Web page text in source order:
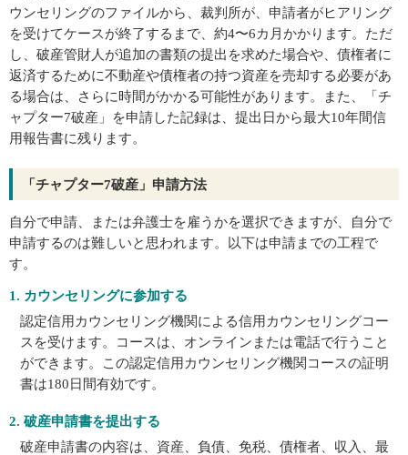
ウンセリングのファイルから、裁判所が、申請者がヒアリング
を受けてケースが終了するまで、約4〜6カ月かかります。ただ
し、破産管財人が追加の書類の提出を求めた場合や、債権者に
返済するために不動産や債権者の持つ資産を売却する必要があ
る場合は、さらに時間がかかる可能性があります。また、「チ
ャプター7破産」を申請した記録は、提出日から最大10年間信
用報告書に残ります。
「チャプター7破産」申請方法
自分で申請、または弁護士を雇うかを選択できますが、自分で
申請するのは難しいと思われます。以下は申請までの工程で
す。
1. カウンセリングに参加する
認定信用カウンセリング機関による信用カウンセリングコー
スを受けます。コースは、オンラインまたは電話で行うこと
ができます。この認定信用カウンセリング機関コースの証明
書は180日間有効です。
2. 破産申請書を提出する
破産申請書の内容は、資産、負債、免税、債権者、収入、最